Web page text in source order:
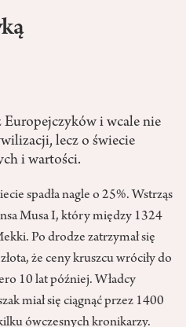
i wcale nie
lecz o świecie
i wartości.
spadła nagle o 25%. Wstrząs
Musa I, który między 1324
Po drodze zatrzymał się
że ceny kruszcu wróciły do
10 lat później. Władcy
miał się ciągnąć przez 1400
ówczesnych kronikarzy.